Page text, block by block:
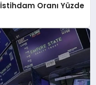
Oranı Yüzde